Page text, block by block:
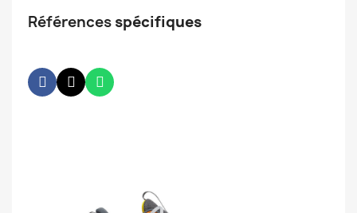
Références spécifiques